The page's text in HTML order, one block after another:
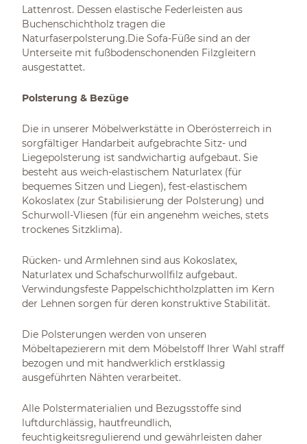
Lattenrost. Dessen elastische Federleisten aus
Buchenschichtholz tragen die
Naturfaserpolsterung.Die Sofa-Füße sind an der
Unterseite mit fußbodenschonenden Filzgleitern
ausgestattet.
Polsterung & Bezüge
Die in unserer Möbelwerkstätte in Oberösterreich in
sorgfältiger Handarbeit aufgebrachte Sitz- und
Liegepolsterung ist sandwichartig aufgebaut. Sie
besteht aus weich-elastischem Naturlatex (für
bequemes Sitzen und Liegen), fest-elastischem
Kokoslatex (zur Stabilisierung der Polsterung) und
Schurwoll-Vliesen (für ein angenehm weiches, stets
trockenes Sitzklima).
Rücken- und Armlehnen sind aus Kokoslatex,
Naturlatex und Schafschurwollfilz aufgebaut.
Verwindungsfeste Pappelschichtholzplatten im Kern
der Lehnen sorgen für deren konstruktive Stabilität.
Die Polsterungen werden von unseren
Möbeltapezierern mit dem Möbelstoff Ihrer Wahl straff
bezogen und mit handwerklich erstklassig
ausgeführten Nähten verarbeitet.
Alle Polstermaterialien und Bezugsstoffe sind
luftdurchlässig, hautfreundlich,
feuchtigkeitsregulierend und gewährleisten daher